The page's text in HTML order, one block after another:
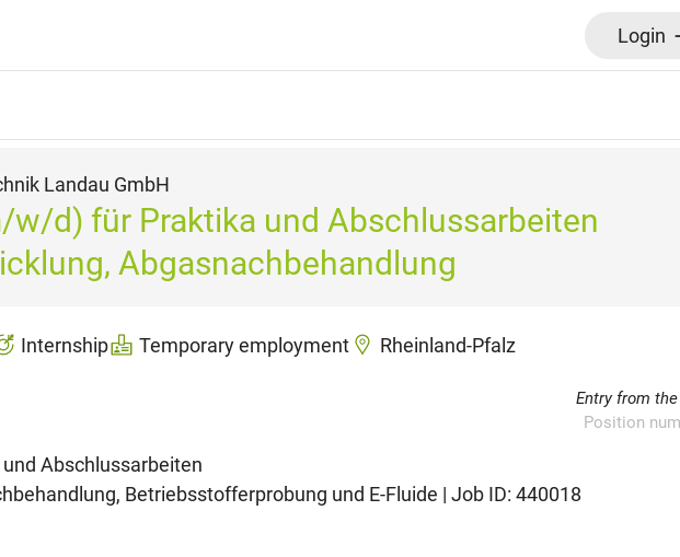
Login
Landau GmbH
w/d) für Praktika und Abschlussarbeiten
Abgasnachbehandlung
Internship Temporary employment Rheinland-Pfalz
Entry from
Position
Abschlussarbeiten
Betriebsstofferprobung und E-Fluide | Job ID: 440018